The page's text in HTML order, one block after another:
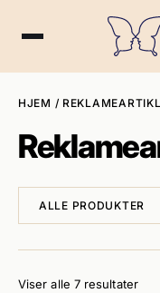
HJEM /
ALLE PRODUKTER
Viser alle 7 resultater